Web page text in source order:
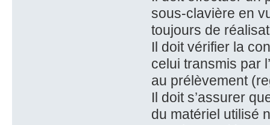
sous-clavière en
toujours de
Il doit vérifier la
celui transmis par
au prélèvement
Il doit s’assurer
du matériel utilisé